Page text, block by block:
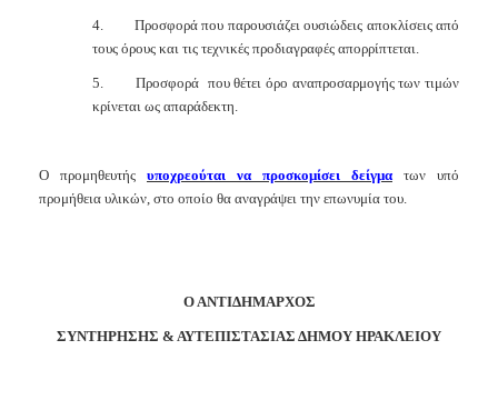
4.
Προσφορά που παρουσιάζει ουσιώδεις αποκλίσεις από
τους όρους και τις τεχνικές προδιαγραφές απορρίπτεται.
5. Προσφορά που θέτει όρο αναπροσαρμογής των τιμών
κρίνεται ως απαράδεκτη.
Ο προμηθευτής υποχρεούται να προσκομίσει δείγμα των υπό
προμήθεια υλικών, στο οποίο θα αναγράψει την επωνυμία του.
Ο ΑΝΤΙΔΗΜΑΡΧΟΣ
ΣΥΝΤΗΡΗΣΗΣ & ΑΥΤΕΠΙΣΤΑΣΙΑΣ ΔΗΜΟΥ ΗΡΑΚΛΕΙΟΥ